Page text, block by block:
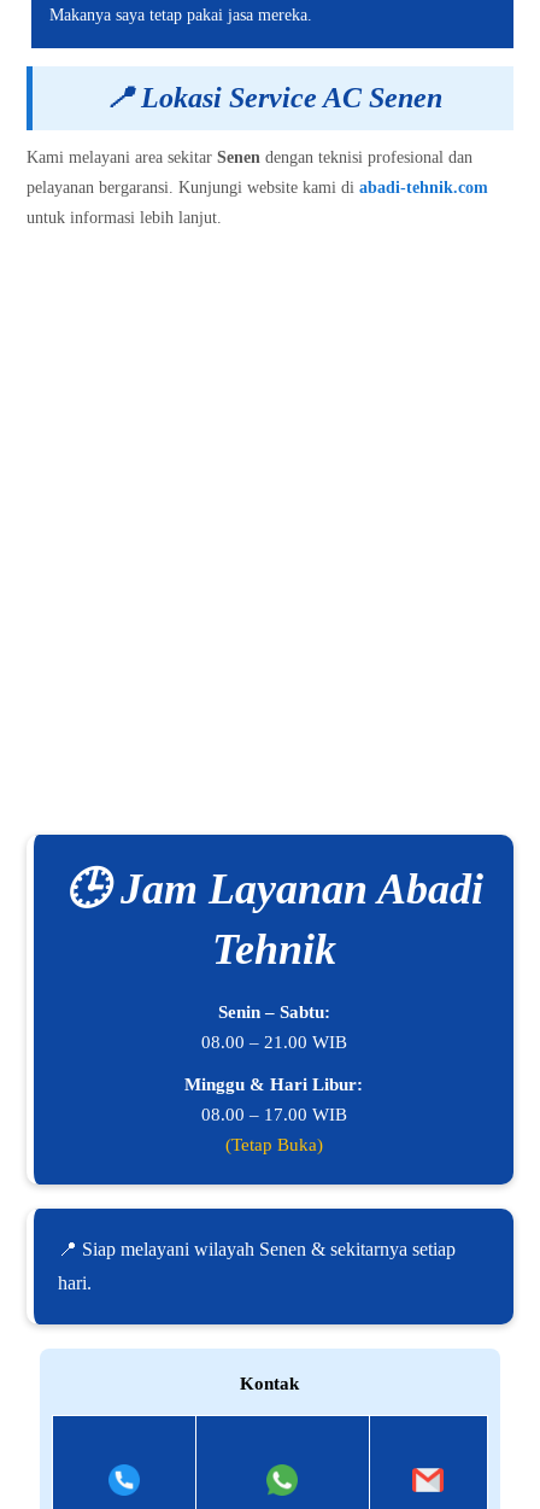
Makanya saya tetap pakai jasa mereka.
📍 Lokasi Service AC Senen
Kami melayani area sekitarSenendengan teknisi profesional dan
pelayanan bergaransi. Kunjungi website kami diabadi-tehnik.com
untuk informasi lebih lanjut.
🕒 Jam Layanan Abadi
Tehnik
Senin – Sabtu:
08.00 – 21.00 WIB
Minggu & Hari Libur:
08.00 – 17.00 WIB
(Tetap Buka)
📍 Siap melayani wilayah Senen & sekitarnya setiap
hari.
Kontak